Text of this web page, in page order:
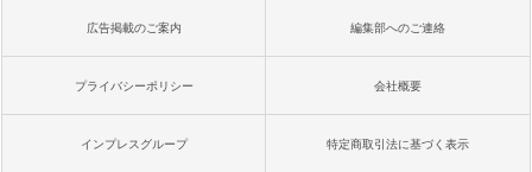
広告掲載のご案内 編集部へのご連絡
プライバシーポリシー 会社概要
インプレスグループ 特定商取引法に基づく表示